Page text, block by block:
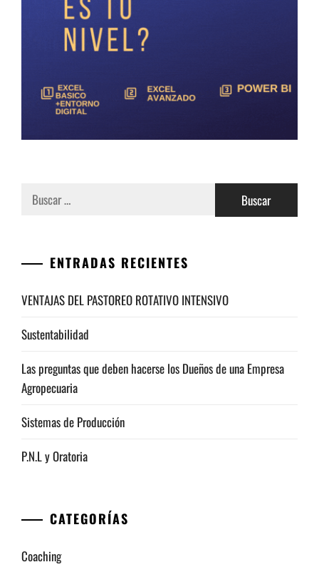
Buscar:
ENTRADAS RECIENTES
VENTAJAS DEL PASTOREO ROTATIVO INTENSIVO
Sustentabilidad
Las preguntas que deben hacerse los Dueños de una Empresa
Agropecuaria
Sistemas de Producción
P.N.L y Oratoria
CATEGORÍAS
Coaching